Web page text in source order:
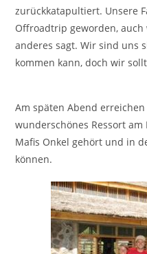
zurückkatapultiert. Unsere
Offroadtrip geworden,
anderes sagt. Wir sind uns
kommen kann, doch wir
Am späten Abend
wunderschönes Ressort
Mafis Onkel gehört und in
können.